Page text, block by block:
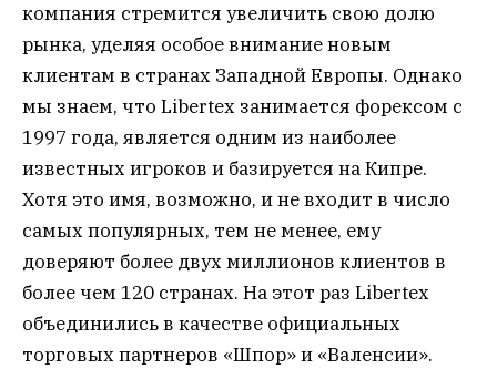
компания стремится увеличить свою долю
рынка, уделяя особое внимание новым
клиентам в странах Западной Европы. Однако
мы знаем, что Libertex занимается форексом с
1997 года, является одним из наиболее
известных игроков и базируется на Кипре.
Хотя это имя, возможно, и не входит в число
самых популярных, тем не менее, ему
доверяют более двух миллионов клиентов в
более чем 120 странах. На этот раз Libertex
объединились в качестве официальных
торговых партнеров «Шпор» и «Валенсии».